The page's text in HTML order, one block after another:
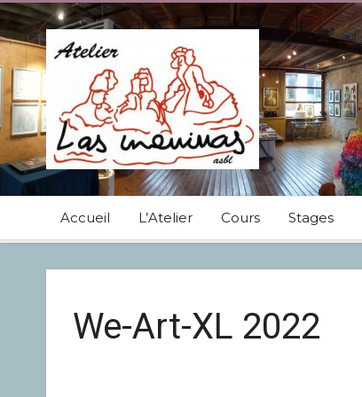
Accueil L’Atelier Cours Stages
We-Art-XL 2022